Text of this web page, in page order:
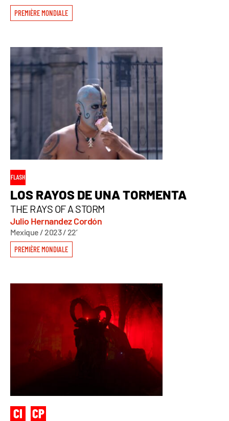
PREMIÈRE MONDIALE
LOS RAYOS DE UNA TORMENTA
THE RAYS OF A STORM
Julio Hernandez Cordón
Mexique / 2023 / 22’
PREMIÈRE MONDIALE